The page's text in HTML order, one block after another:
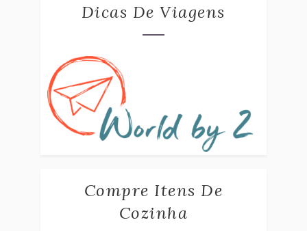
Dicas De Viagens
Compre Itens De
Cozinha